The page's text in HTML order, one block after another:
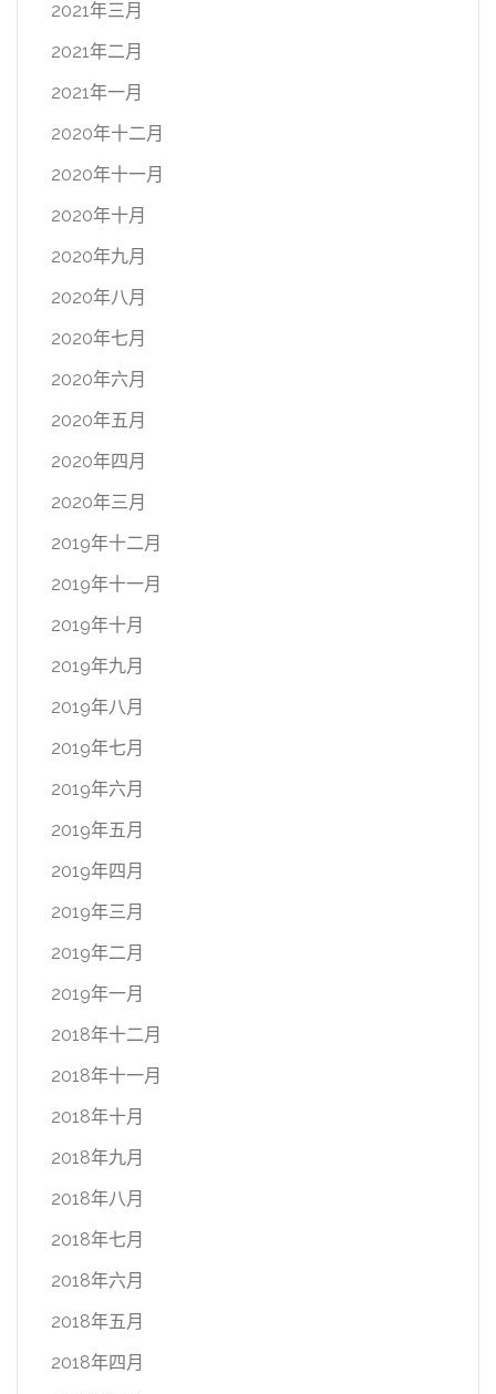
2021年三月
2021年二月
2021年一月
2020年十二月
2020年十一月
2020年十月
2020年九月
2020年八月
2020年七月
2020年六月
2020年五月
2020年四月
2020年三月
2019年十二月
2019年十一月
2019年十月
2019年九月
2019年八月
2019年七月
2019年六月
2019年五月
2019年四月
2019年三月
2019年二月
2019年一月
2018年十二月
2018年十一月
2018年十月
2018年九月
2018年八月
2018年七月
2018年六月
2018年五月
2018年四月